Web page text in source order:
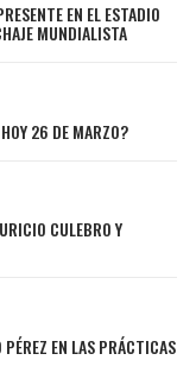
EN EL ESTADIO
MUNDIALISTA
26 DE MARZO?
CULEBRO Y
EN LAS PRÁCTICAS